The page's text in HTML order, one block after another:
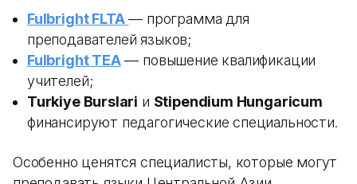
Fulbright FLTA — программа для
преподавателей языков;
Fulbright TEA— повышение квалификации
учителей;
Turkiye Burslari и Stipendium Hungaricum
финансируют педагогические специальности.
Особенно ценятся специалисты, которые могут